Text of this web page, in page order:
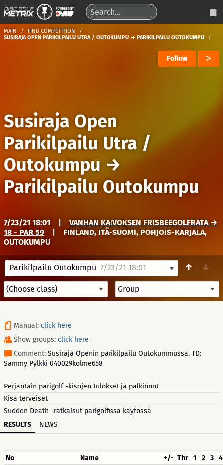
MAIN
FIND COMPETITION
SUSIRAJA OPEN PARIKILPAILU UTRA / OUTOKUMPU → PARIKILPAILU OUTOKUMPU
Follow
Susiraja Open
Parikilpailu Utra /
Outokumpu →
Parikilpailu Outokumpu
7/23/21 18:01
VANHAN KAIVOKSEN FRISBEEGOLFRATA →
18 - PAR 59
FINLAND, ITÄ-SUOMI, POHJOIS-KARJALA,
OUTOKUMPU
Parikilpailu Outokumpu 7/23/21 18:01 ↑ ↓
Manual: click here
Show groups: click here
Comment: Susiraja Openin parikilpailu Outokummussa. TD:
Sammy Pylkki 040029kolme658
Perjantain parigolf -kisojen tulokset ja palkinnot
Kisa terveiset
Sudden Death -ratkaisut parigolfissa käytössä
RESULTS
NEWS
No Name +/- Thr 1 2 3 4